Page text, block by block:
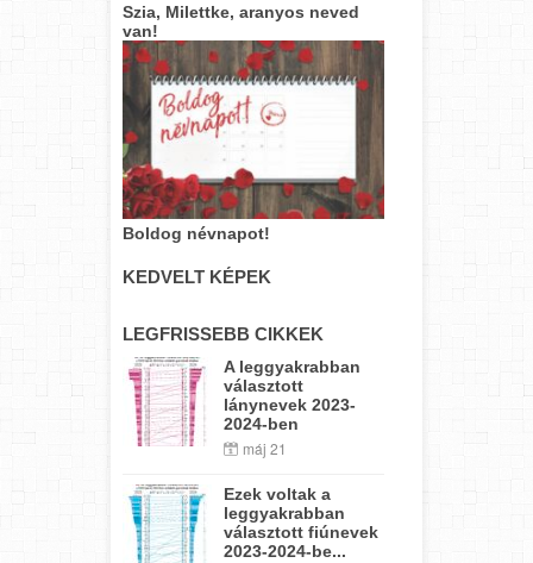
Szia, Milettke, aranyos neved
van!
Boldog névnapot!
KEDVELT KÉPEK
LEGFRISSEBB CIKKEK
A leggyakrabban
választott
lánynevek 2023-
2024-ben
máj 21
Ezek voltak a
leggyakrabban
választott fiúnevek
2023-2024-be...